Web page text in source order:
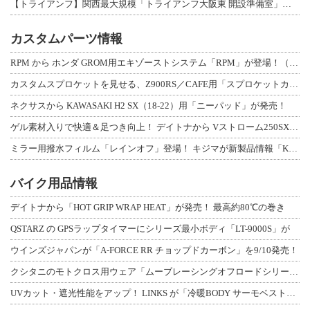
カスタムパーツ情報
ネクサスから KAWASAKI H2 SX（18-22）用「ニーパッド」が発売！
バイク用品情報
デイトナから「HOT GRIP WRAP HEAT」が発売！ 最高約80℃の巻き
QSTARZ の GPSラップタイマーにシリーズ最小ボディ「LT-9000S」が
ウインズジャパンが「A-FORCE RR チョップドカーボン」を9/10発売！